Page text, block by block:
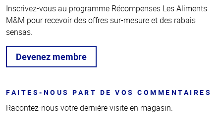
Inscrivez-vous au programme Récompenses Les Aliments
M&M pour recevoir des offres sur-mesure et des rabais
sensas.
Devenez membre
FAITES-NOUS PART DE VOS COMMENTAIRES
Racontez-nous votre dernière visite en magasin.